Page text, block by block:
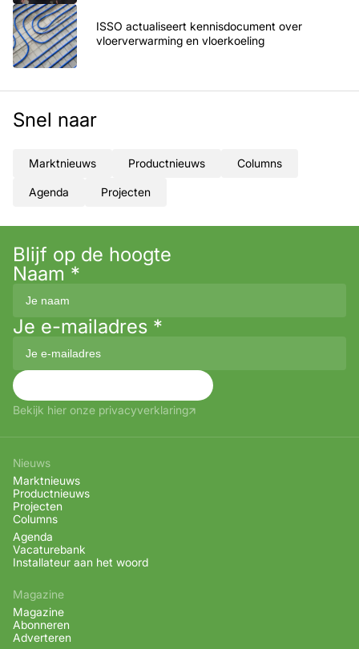
ISSO actualiseert kennisdocument over
vloerverwarming en vloerkoeling
Snel naar
Marktnieuws Productnieuws Columns
Agenda Projecten
Blijf op de hoogte
Naam *
Je e-mailadres *
Bekijk hier onze privacyverklaring
Nieuws
Marktnieuws
Productnieuws
Projecten
Columns
Agenda
Vacaturebank
Installateur aan het woord
Magazine
Magazine
Abonneren
Adverteren